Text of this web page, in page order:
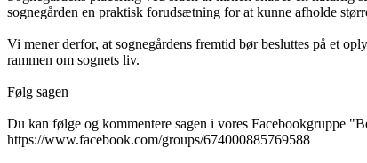
sognegården en praktisk forudsætning for at kunne afholde
Vi mener derfor, at sognegårdens fremtid bør besluttes på et
rammen om sognets liv.
Følg sagen
Du kan følge og kommentere sagen i vores Facebookgruppe
https://www.facebook.com/groups/674000885769588